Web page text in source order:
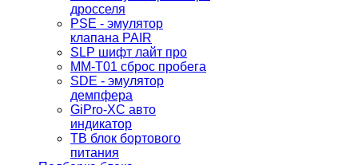
дросселя
PSE - эмулятор
клапана PAIR
SLP шифт лайт про
MM-T01 сброс пробега
SDE - эмулятор
демпфера
GiPro-XC авто
индикатор
TB блок бортового
питания